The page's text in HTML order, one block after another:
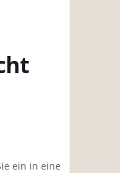
ein in eine